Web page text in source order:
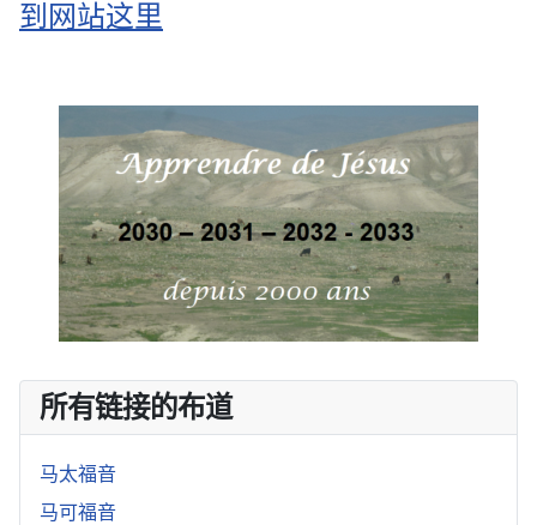
到网站这里
所有链接的布道
马太福音
马可福音